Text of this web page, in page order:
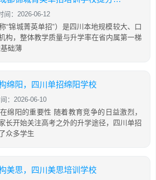
间：2026-06-12
“锦城菁英单招”）是四川本地规模较大、口
构，整体教学质量与升学率在省内属第一梯
础薄
绵阳，四川单招绵阳学校
：2026-06-10
绵阳的重要性 随着教育竞争的日益激烈，
长开始关注高考之外的升学途径，四川单招
众多学生
美思，四川美思培训学校